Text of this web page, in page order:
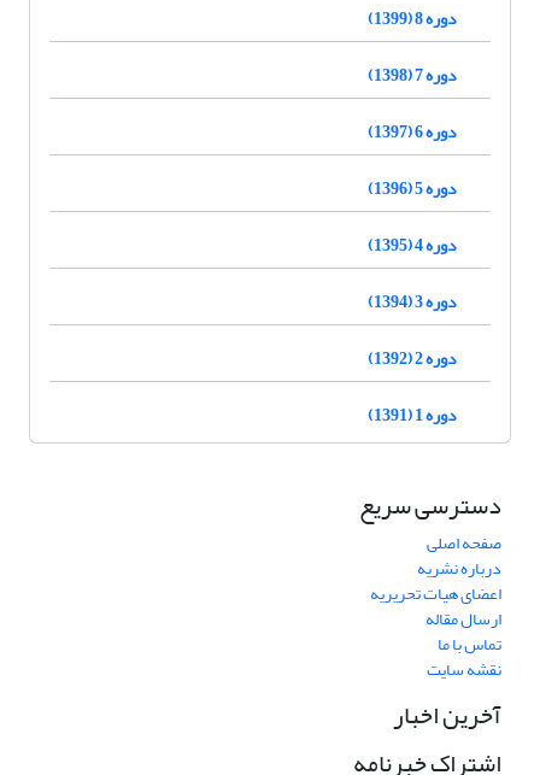
دوره 8 (1399)
دوره 7 (1398)
دوره 6 (1397)
دوره 5 (1396)
دوره 4 (1395)
دوره 3 (1394)
دوره 2 (1392)
دوره 1 (1391)
دسترسی سریع
صفحه اصلی
درباره نشریه
اعضای هیات تحریریه
ارسال مقاله
تماس با ما
نقشه سایت
آخرین اخبار
اشتراک خبرنامه